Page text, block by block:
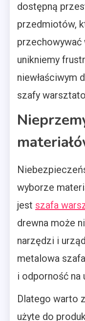
dostępną
przedmiotów,
przechowywać
unikniemy
niewłaściwym
szafy
wyborze
jest szafa
drewna może
narzędzi i
metalowa
i odporność na
Dlatego warto
użyte do